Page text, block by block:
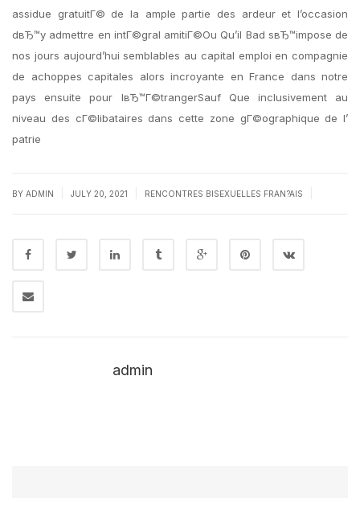
assidue gratuitГ© de la ample partie des ardeur et l’occasion
dвЂ™y admettre en intГ©gral amitiГ©Ou Qu’il Bad sвЂ™impose de
nos jours aujourd’hui semblables au capital emploi en compagnie
de achoppes capitales alors incroyante en France dans notre
pays ensuite pour lвЂ™Г©trangerSauf Que inclusivement au
niveau des cГ©libataires dans cette zone gГ©ographique de l’
patrie
BY ADMIN JULY 20, 2021 RENCONTRES BISEXUELLES FRAN?AIS
admin